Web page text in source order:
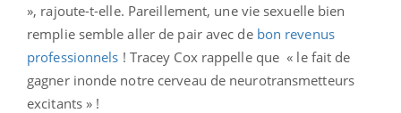
», rajoute-t-elle. Pareillement, une vie sexuelle bien
remplie semble aller de pair avec de bon revenus
professionnels ! Tracey Cox rappelle que « le fait de
gagner inonde notre cerveau de neurotransmetteurs
excitants » !